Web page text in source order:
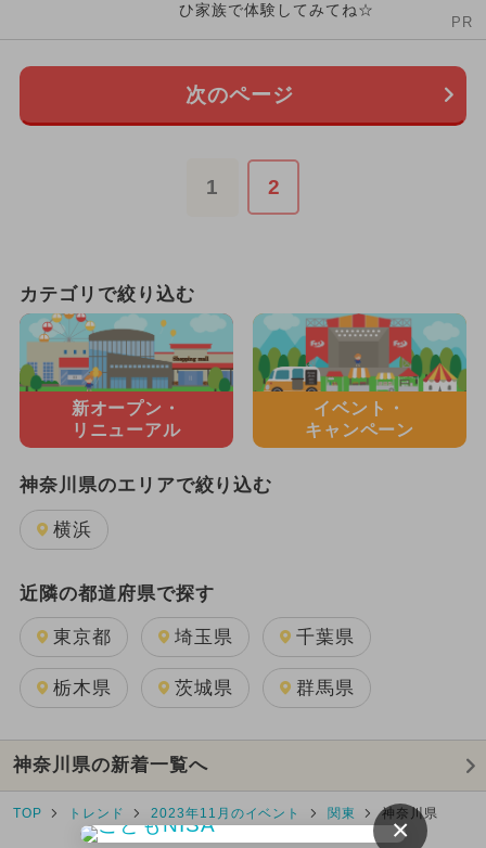
ひ家族で体験してみてね☆
PR
次のページ
1 2
カテゴリで絞り込む
新オープン・
リニューアル
イベント・
キャンペーン
神奈川県のエリアで絞り込む
横浜
近隣の都道府県で探す
東京都 埼玉県 千葉県
栃木県 茨城県 群馬県
神奈川県の新着一覧へ
TOP トレンド 2023年11月のイベント 関東 神奈川県
×